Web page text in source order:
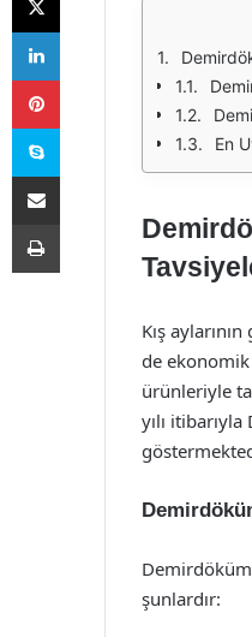
En
Kış
de ekonomik
ürünleriyle
yılı
şunlardır:
LinkedIn
Pinterest
Skype
E-Posta ile paylaş